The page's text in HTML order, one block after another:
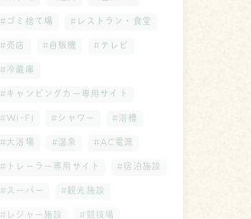
#ゴミ捨て場 #レストラン・食堂
#売店 #自販機 #テレビ
#冷蔵庫
#キャンピングカー専用サイト
#WiｰFi #シャワー #浴槽
#大浴場 #温泉 #AC電源
#トレーラー専用サイト #宿泊施設
#スーパー #観光施設
#レジャー施設 #競技場